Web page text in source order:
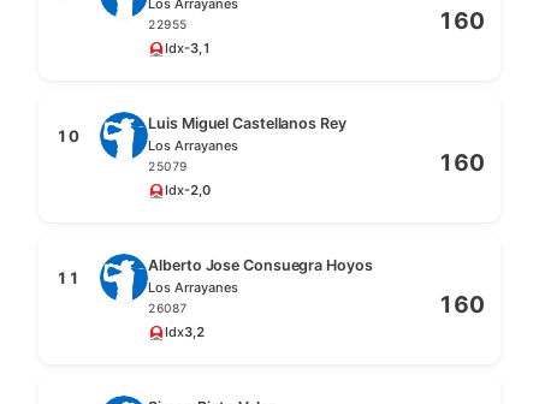
Los Arrayanes
22955
Idx-3,1
160
10
Luis Miguel Castellanos Rey
Los Arrayanes
25079
Idx-2,0
160
11
Alberto Jose Consuegra Hoyos
Los Arrayanes
26087
Idx3,2
160